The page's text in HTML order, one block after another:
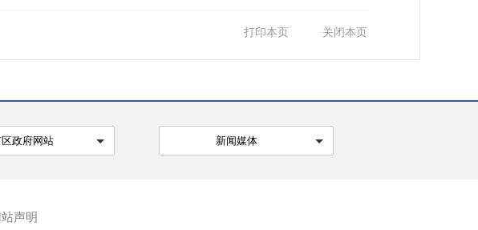
打印本页 关闭本页
政府网站 新闻媒体
站声明